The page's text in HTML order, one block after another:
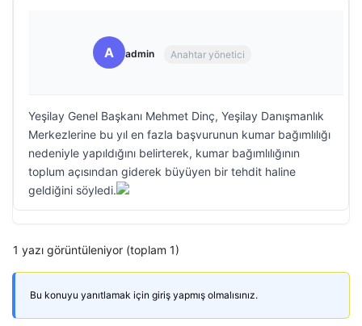
A admin Anahtar yönetici
Yeşilay Genel Başkanı Mehmet Dinç, Yeşilay Danışmanlık
Merkezlerine bu yıl en fazla başvurunun kumar bağımlılığı
nedeniyle yapıldığını belirterek, kumar bağımlılığının
toplum açısından giderek büyüyen bir tehdit haline
geldiğini söyledi.
1 yazı görüntüleniyor (toplam 1)
Bu konuyu yanıtlamak için giriş yapmış olmalısınız.